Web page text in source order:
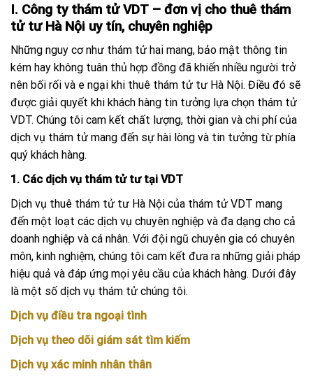
I. Công ty thám tử VDT – đơn vị cho thuê thám
tử tư Hà Nội uy tín, chuyên nghiệp
Những nguy cơ như thám tử hai mang, bảo mật thông tin
kém hay không tuân thủ hợp đồng đã khiến nhiều người trở
nên bối rối và e ngại khi thuê thám tử tư Hà Nội. Điều đó sẽ
được giải quyết khi khách hàng tin tưởng lựa chọn thám tử
VDT. Chúng tôi cam kết chất lượng, thời gian và chi phí của
dịch vụ thám tử mang đến sự hài lòng và tin tưởng từ phía
quý khách hàng.
1. Các dịch vụ thám tử tư tại VDT
Dịch vụ thuê thám tử tư Hà Nội của thám tử VDT mang
đến một loạt các dịch vụ chuyên nghiệp và đa dạng cho cả
doanh nghiệp và cá nhân. Với đội ngũ chuyên gia có chuyên
môn, kinh nghiệm, chúng tôi cam kết đưa ra những giải pháp
hiệu quả và đáp ứng mọi yêu cầu của khách hàng. Dưới đây
là một số dịch vụ thám tử chúng tôi.
Dịch vụ điều tra ngoại tình
Dịch vụ theo dõi giám sát tìm kiếm
Dịch vụ xác minh nhân thân